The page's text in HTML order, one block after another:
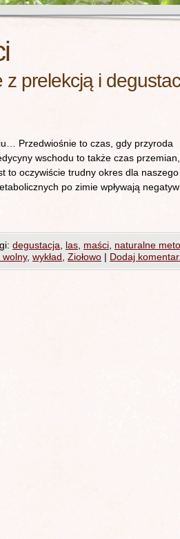
z prelekcją i
Przedwiośnie to czas, gdy przyroda
wschodu to także czas przemian,
to oczywiście trudny okres dla naszego
po zimie wpływają
degustacja las maści naturalne
wolny, wykład Ziołowo | Dodaj